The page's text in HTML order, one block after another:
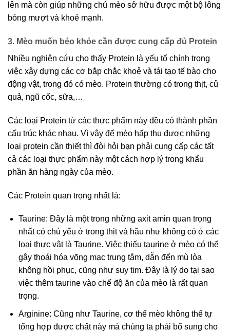
lên mà còn giúp những chú mèo sở hữu được một bộ lông
bóng mượt và khoẻ mạnh.
3. Mèo muốn béo khỏe cần được cung cấp đủ Protein
Nhiều nghiên cứu cho thấy Protein là yếu tố chính trong
việc xây dựng các cơ bắp chắc khoẻ và tái tạo tế bào cho
động vật, trong đó có mèo. Protein thường có trong thịt, củ
quả, ngũ cốc, sữa,…
Các loại Protein từ các thực phẩm này đều có thành phần
cấu trúc khác nhau. Vì vậy để mèo hấp thu được những
loại protein cần thiết thì đòi hỏi bạn phải cung cấp các tất
cả các loại thực phẩm này một cách hợp lý trong khẩu
phần ăn hàng ngày của mèo.
Các Protein quan trọng nhất là:
Taurine: Đây là một trong những axit amin quan trọng
nhất có chủ yếu ở trong thịt và hầu như không có ở các
loại thực vật là Taurine. Việc thiếu taurine ở mèo có thể
gây thoái hóa võng mạc trung tâm, dẫn đến mù lòa
không hồi phục, cũng như suy tim. Đây là lý do tại sao
việc thêm taurine vào chế độ ăn của mèo là rất quan
trọng.
Arginine: Cũng như Taurine, cơ thể mèo không thể tự
tổng hợp được chất này mà chúng ta phải bổ sung cho